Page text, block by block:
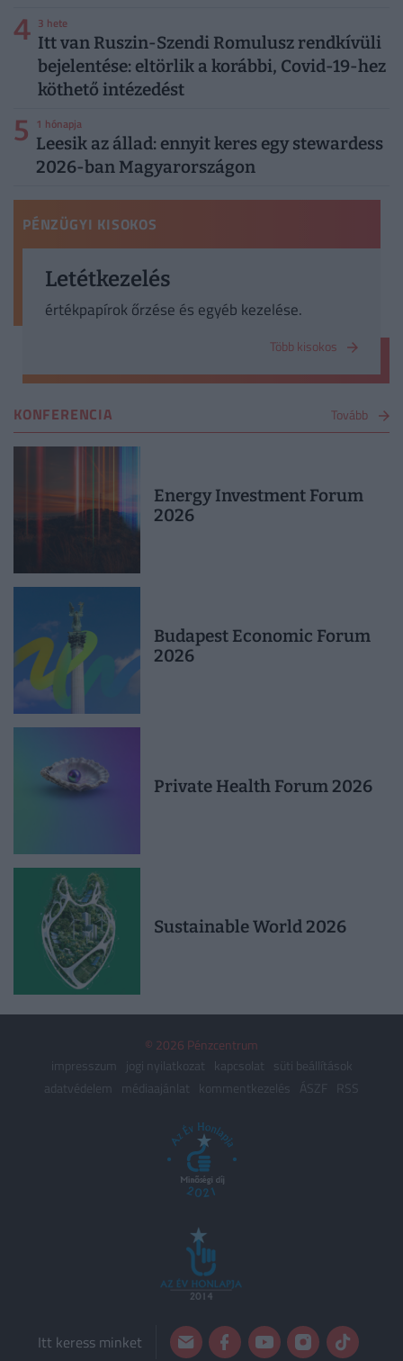
4 3 hete
Itt van Ruszin-Szendi Romulusz rendkívüli
bejelentése: eltörlik a korábbi, Covid-19-hez
köthető intézedést
5 1 hónapja
Leesik az állad: ennyit keres egy stewardess
2026-ban Magyarországon
PÉNZÜGYI KISOKOS
Letétkezelés
értékpapírok őrzése és egyéb kezelése.
Több kisokos
KONFERENCIA Tovább
Energy Investment Forum
2026
Budapest Economic Forum
2026
Private Health Forum 2026
Sustainable World 2026
© 2026 Pénzcentrum
impresszum
jogi nyilatkozat kapcsolat
süti beállítások
adatvédelem
médiaajánlat kommentkezelés ÁSZF RSS
Itt keress minket